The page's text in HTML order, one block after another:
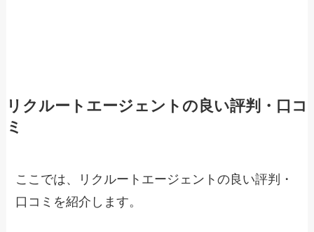
リクルートエージェントの良い評判・口コ
ミ
ここでは、リクルートエージェントの良い評判・
口コミを紹介します。